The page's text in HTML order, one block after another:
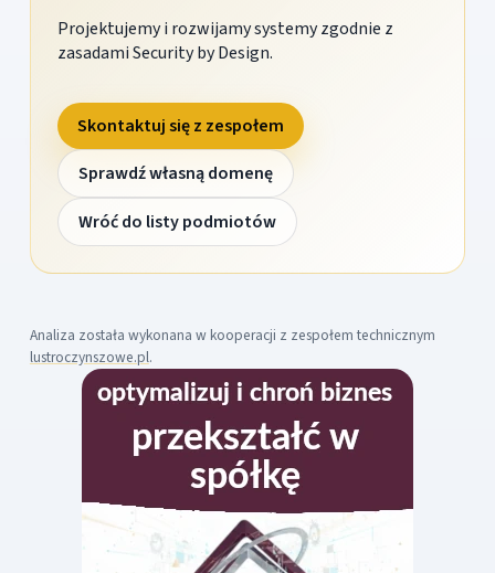
Projektujemy i rozwijamy systemy zgodnie z
zasadami Security by Design.
Skontaktuj się z zespołem
Sprawdź własną domenę
Wróć do listy podmiotów
Analiza została wykonana w kooperacji z zespołem technicznym
lustroczynszowe.pl.